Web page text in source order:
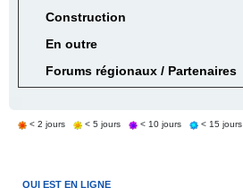
Construction
En outre
Forums régionaux / Partenaires
< 2 jours < 5 jours < 10 jours < 15 jours
QUI EST EN LIGNE